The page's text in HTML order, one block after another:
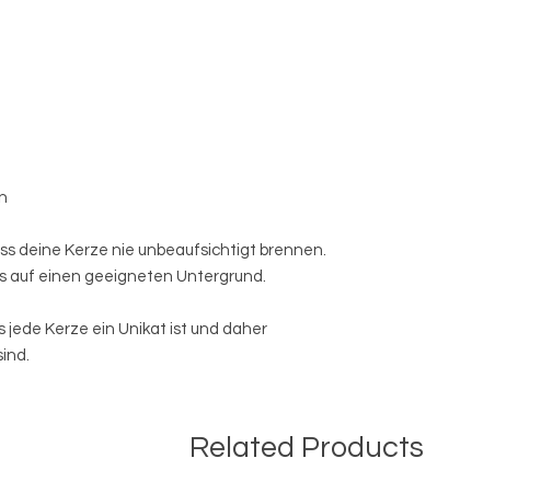
deine Kerze nie unbeaufsichtigt brennen.
auf einen geeigneten Untergrund.
jede Kerze ein Unikat ist und daher
Related Products